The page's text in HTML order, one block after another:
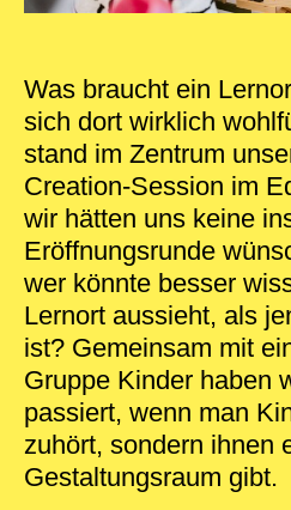
Was braucht ein
sich dort wirklich
stand im Zentrum
Creation-Session im
wir hätten uns keine
Eröffnungsrunde
wer könnte besser
Lernort aussieht, als
ist? Gemeinsam mit
Gruppe Kinder haben
passiert, wenn man
zuhört, sondern ihnen
Gestaltungsraum gibt.